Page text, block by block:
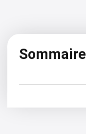
Sommaire